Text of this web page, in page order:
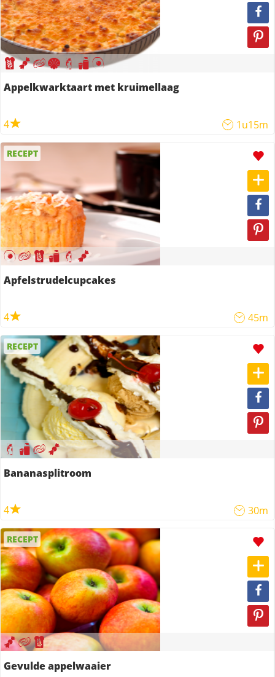
Appelkwarktaart met kruimellaag
4 1u15m
RECEPT
Apfelstrudelcupcakes
4 45m
RECEPT
Bananasplitroom
4 30m
RECEPT
Gevulde appelwaaier